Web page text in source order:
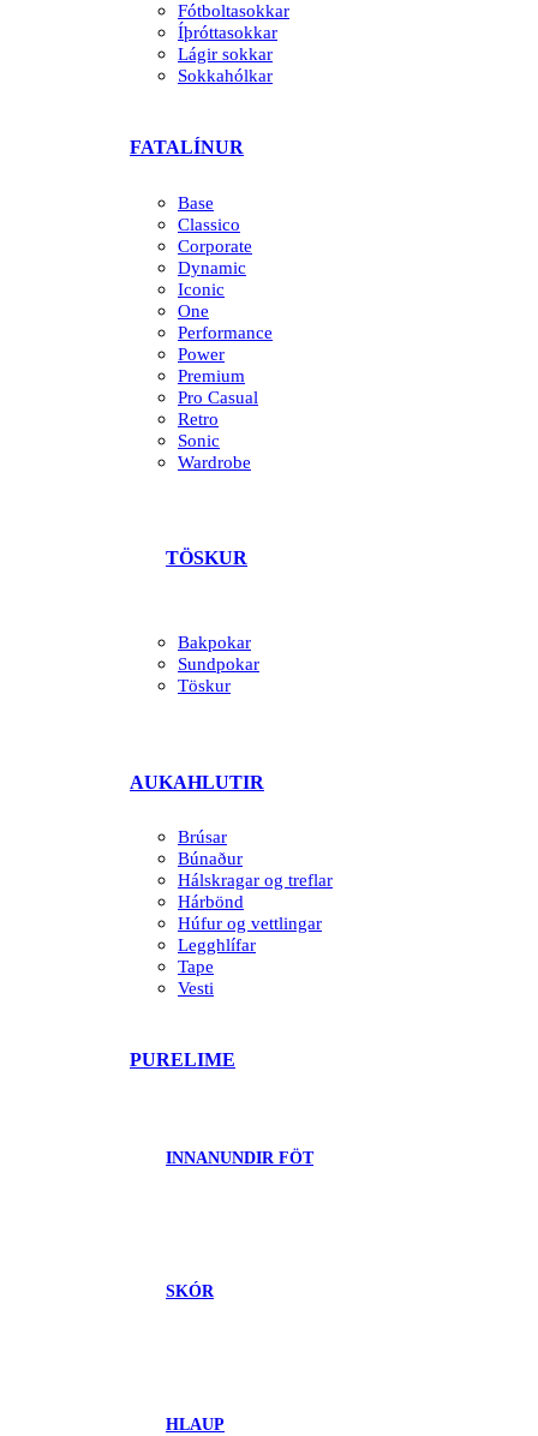
Fótboltasokkar
Íþróttasokkar
Lágir sokkar
Sokkahólkar
FATALÍNUR
Base
Classico
Corporate
Dynamic
Iconic
One
Performance
Power
Premium
Pro Casual
Retro
Sonic
Wardrobe
TÖSKUR
Bakpokar
Sundpokar
Töskur
AUKAHLUTIR
Brúsar
Búnaður
Hálskragar og treflar
Hárbönd
Húfur og vettlingar
Legghlífar
Tape
Vesti
PURELIME
INNANUNDIR FÖT
SKÓR
HLAUP